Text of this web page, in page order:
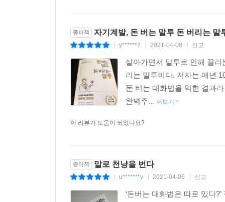
종이책 자기계발, 돈 버는 말투 돈 버리는 말
y******7 2021-04-08 신고
살아가면서 말투로 인해 끌
리는 말투이다. 저자는 매년
돈 버는 대화법을 익힌 결과
완벽주... 더보기
이 리뷰가 도움이 되었나요?
종이책 말로 천냥을 번다
u*******y 2021-04-06 신고
‘돈버는 대화법은 따로 있다